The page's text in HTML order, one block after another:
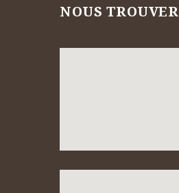
NOUS TROUVER